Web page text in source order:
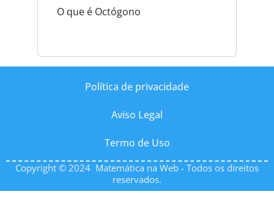
O que é Octógono
Política de privacidade
Aviso Legal
Termo de Uso
Copyright © 2024 Matemática na Web - Todos os direitos
reservados.